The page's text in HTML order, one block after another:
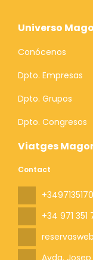
Viatges
Contact
+34 971 351
Universo
Conócenos
Dpto. Empresas
Dpto. Grupos
Dpto. Congresos